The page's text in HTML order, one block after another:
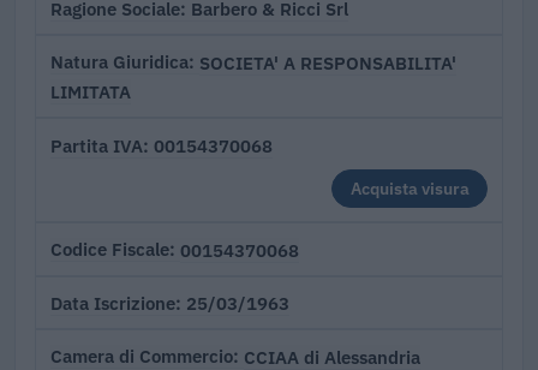
Ragione Sociale Barbero & Ricci Srl
Natura Giuridica SOCIETA' A RESPONSABILITA'
LIMITATA
Partita IVA 00154370068
Acquista visura
Codice Fiscale 00154370068
Data Iscrizione 25/03/1963
Camera di Commercio CCIAA di Alessandria